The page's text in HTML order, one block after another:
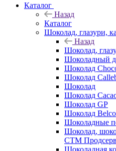
Каталог
Назад
Каталог
Шоколад, глазури,
Назад
Шоколад,
Шоколадный
Шоколад
Шоколад
Шоколад
Шоколад
Шоколад GP
Шоколад
Шоколадные
Шоколад,
СТМ
Шоколадная